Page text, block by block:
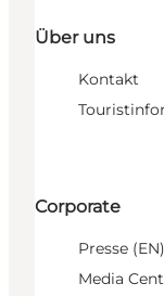
Über uns
Kontakt
Corporate
Presse (EN)
Media